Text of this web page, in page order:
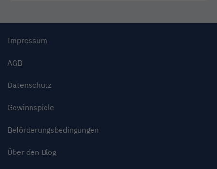
Impressum
AGB
Datenschutz
Gewinnspiele
Beförderungsbedingungen
Über den Blog